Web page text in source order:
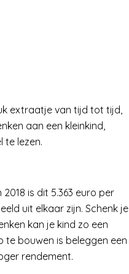
extraatje van tijd tot tijd,
aan een kleinkind,
te lezen.
is dit 5.363 euro per
uit elkaar zijn. Schenk je
kan je kind zo een
bouwen is beleggen een
rendement.